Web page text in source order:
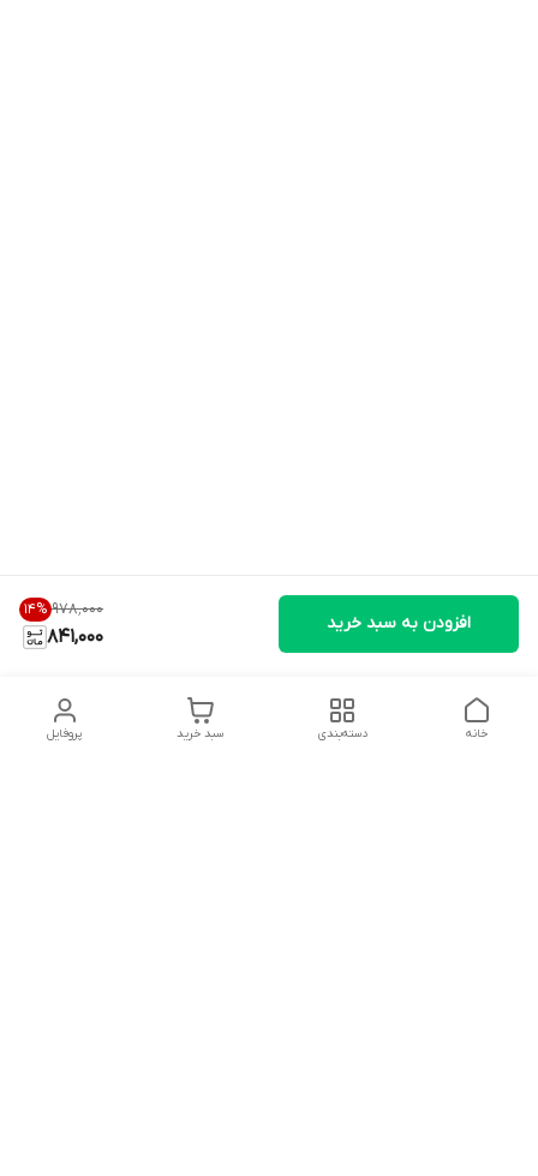
۹۷۸٬۰۰۰ 14%
841,000
افزودن به سبد خرید
پروفایل سبد خرید دسته‌بندی خانه